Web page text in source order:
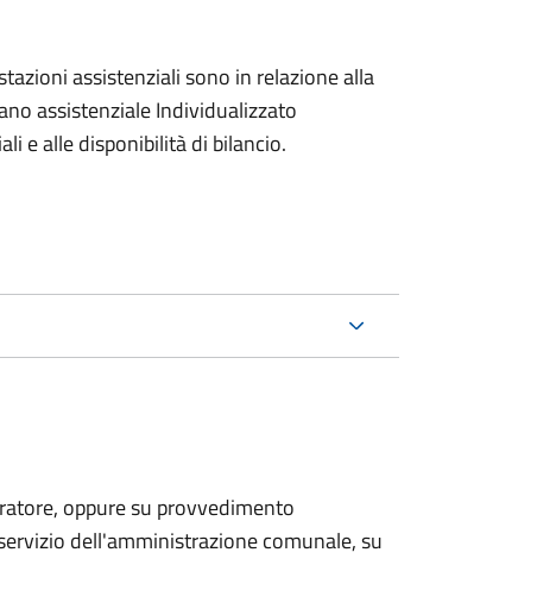
assistenziali sono in relazione alla
assistenziale Individualizzato
e alle disponibilità di bilancio.
oppure su provvedimento
dell'amministrazione comunale, su